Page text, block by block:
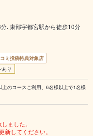
､東部宇都宮駅から徒歩10分
ミ投稿特典対象店
あり
のコースご利用、6名様以上で1名様
ました。
してください。